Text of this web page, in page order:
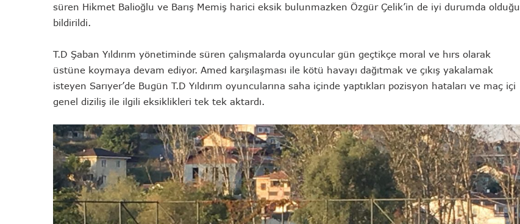
süren Hikmet Balioğlu ve Barış Memiş harici eksik bulunmazken Özgür Çelik’in de iyi durumda olduğu
bildirildi.
T.D Şaban Yıldırım yönetiminde süren çalışmalarda oyuncular gün geçtikçe moral ve hırs olarak
üstüne koymaya devam ediyor. Amed karşılaşması ile kötü havayı dağıtmak ve çıkış yakalamak
isteyen Sarıyer’de Bugün T.D Yıldırım oyuncularına saha içinde yaptıkları pozisyon hataları ve maç içi
genel diziliş ile ilgili eksiklikleri tek tek aktardı.